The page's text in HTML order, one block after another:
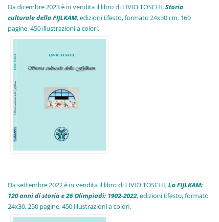
Da dicembre 2023 è in vendita il libro di LIVIO TOSCHI,Storia
culturale della FIJLKAM, edizioni Efesto, formato 24x30 cm, 160
pagine, 450 illustrazioni a colori.
Da settembre 2022 è in vendita il libro di LIVIO TOSCHI,La FIJLKAM:
120 anni di storia e 26 Olimpiadi: 1902-2022, edizioni Efesto, formato
24x30, 250 pagine, 450 illustrazioni a colori.